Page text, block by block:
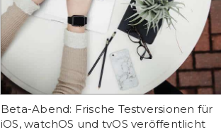
Beta-Abend: Frische Testversionen für
iOS, watchOS und tvOS veröffentlicht